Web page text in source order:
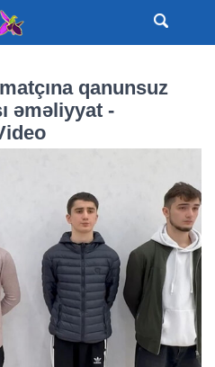
qanunsuz
əməliyyat -